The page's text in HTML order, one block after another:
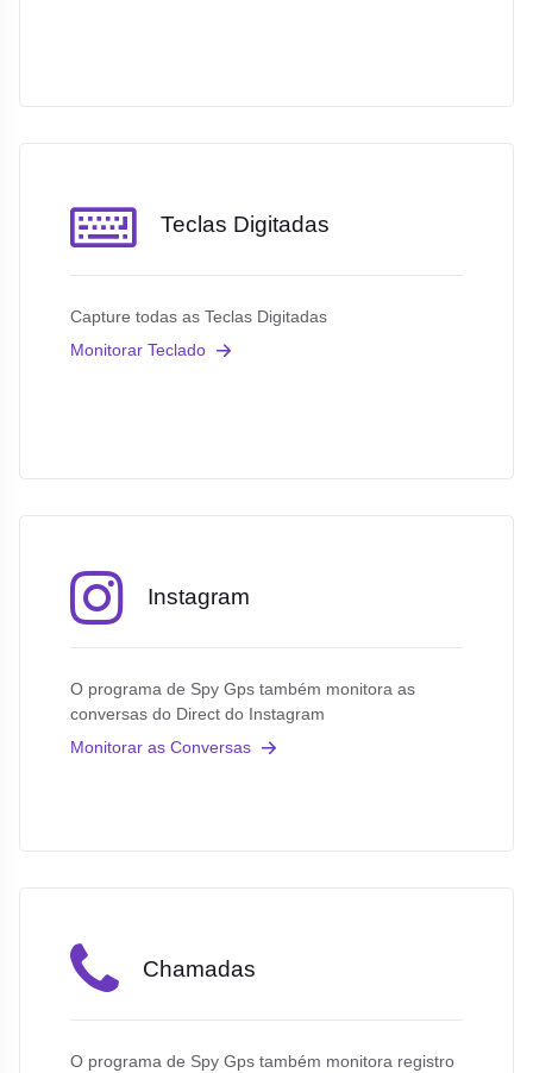
Teclas Digitadas
Capture todas as Teclas Digitadas
Monitorar Teclado
Instagram
O programa de Spy Gps também monitora as
conversas do Direct do Instagram
Monitorar as Conversas
Chamadas
O programa de Spy Gps também monitora registro